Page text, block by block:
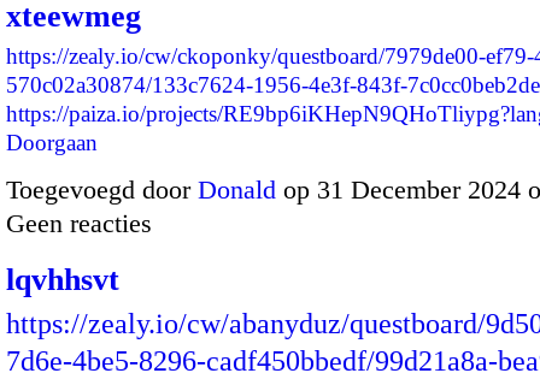
xteewmeg
https://zealy.io/cw/ckoponky/questboard/7979de00-
570c02a30874/133c7624-1956-4e3f-843f-7c0cc0beb2de
https://paiza.io/projects/
Doorgaan
Toegevoegd door Donald op 31 December 2024
Geen reacties
lqvhhsvt
https://zealy.io/cw/abanyduz/questboard/
7d6e-4be5-8296-cadf450bbedf/99d21a8a-